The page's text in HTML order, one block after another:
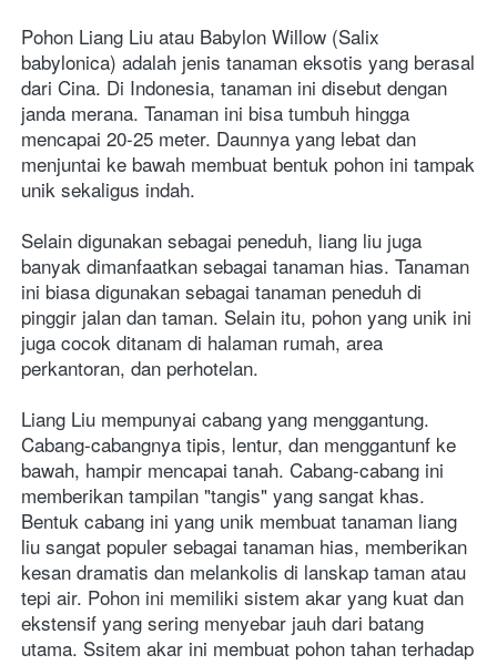
Pohon Liang Liu atau Babylon Willow (Salix
babylonica) adalah jenis tanaman eksotis yang berasal
dari Cina. Di Indonesia, tanaman ini disebut dengan
janda merana. Tanaman ini bisa tumbuh hingga
mencapai 20-25 meter. Daunnya yang lebat dan
menjuntai ke bawah membuat bentuk pohon ini tampak
unik sekaligus indah.
Selain digunakan sebagai peneduh, liang liu juga
banyak dimanfaatkan sebagai tanaman hias. Tanaman
ini biasa digunakan sebagai tanaman peneduh di
pinggir jalan dan taman. Selain itu, pohon yang unik ini
juga cocok ditanam di halaman rumah, area
perkantoran, dan perhotelan.
Liang Liu mempunyai cabang yang menggantung.
Cabang-cabangnya tipis, lentur, dan menggantunf ke
bawah, hampir mencapai tanah. Cabang-cabang ini
memberikan tampilan "tangis" yang sangat khas.
Bentuk cabang ini yang unik membuat tanaman liang
liu sangat populer sebagai tanaman hias, memberikan
kesan dramatis dan melankolis di lanskap taman atau
tepi air. Pohon ini memiliki sistem akar yang kuat dan
ekstensif yang sering menyebar jauh dari batang
utama. Ssitem akar ini membuat pohon tahan terhadap